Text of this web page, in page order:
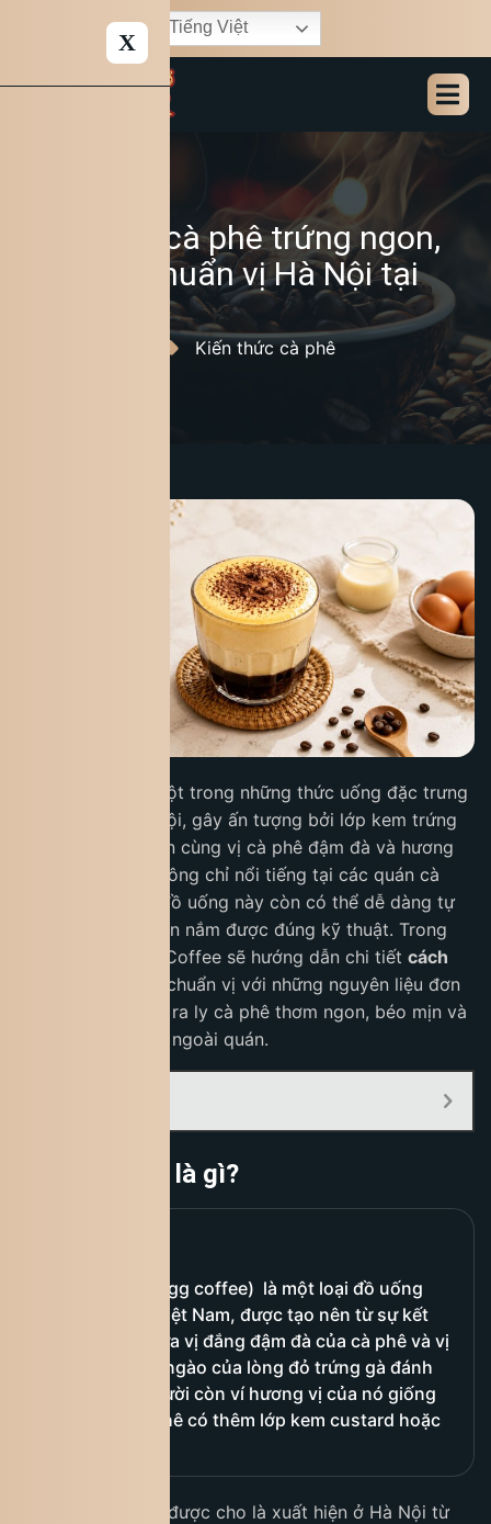
Tiếng Việt
X
Cách pha cà phê trứng ngon,
béo mịn chuẩn vị Hà Nội tại
Kiến thức cà phê
Cà phê trứng là một trong những thức uống đặc trưng
của ẩm thực Hà Nội, gây ấn tượng bởi lớp kem trứng
béo mịn hòa quyện cùng vị cà phê đậm đà và hương
thơm quyến rũ. Không chỉ nổi tiếng tại các quán cà
phê lâu đời, món đồ uống này còn có thể dễ dàng tự
pha tại nhà nếu bạn nắm được đúng kỹ thuật. Trong
bài viết này, King Coffee sẽ hướng dẫn chi tiết cách
chuẩn vị với những nguyên liệu đơn
giản, giúp bạn tạo ra ly cà phê thơm ngon, béo mịn và
không bị tanh như ngoài quán.
Cà phê trứng là gì?
(egg coffee) là một loại đồ uống
đặc trưng của Việt Nam, được tạo nên từ sự kết
hợp độc đáo giữa vị đắng đậm đà của cà phê và vị
béo ngậy, ngọt ngào của lòng đỏ trứng gà đánh
bông. Nhiều người còn ví hương vị của nó giống
như một ly cà phê có thêm lớp kem custard hoặc
Món đồ uống này được cho là xuất hiện ở Hà Nội từ